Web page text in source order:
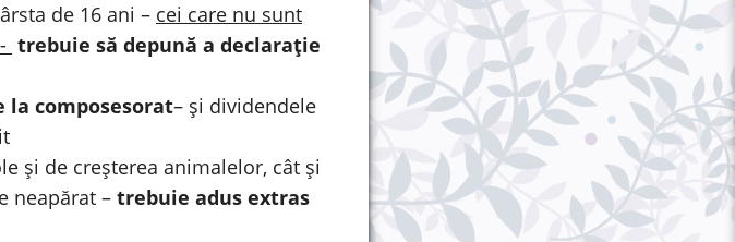
de 16 ani – cei care nu sunt
trebuie să depună a declarație
la composesorat– și dividendele
și de creșterea animalelor, cât și
neapărat – trebuie adus extras